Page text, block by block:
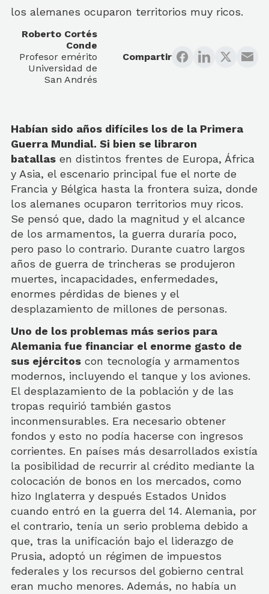
los alemanes ocuparon territorios muy ricos.
Roberto Cortés
Conde
Profesor emérito
Universidad de
San Andrés
Compartir
Habían sido años difíciles los de la Primera
Guerra Mundial. Si bien se libraron
batallas en distintos frentes de Europa, África
y Asia, el escenario principal fue el norte de
Francia y Bélgica hasta la frontera suiza, donde
los alemanes ocuparon territorios muy ricos.
Se pensó que, dado la magnitud y el alcance
de los armamentos, la guerra duraría poco,
pero paso lo contrario. Durante cuatro largos
años de guerra de trincheras se produjeron
muertes, incapacidades, enfermedades,
enormes pérdidas de bienes y el
desplazamiento de millones de personas.
Uno de los problemas más serios para
Alemania fue financiar el enorme gasto de
sus ejércitos con tecnología y armamentos
modernos, incluyendo el tanque y los aviones.
El desplazamiento de la población y de las
tropas requirió también gastos
inconmensurables. Era necesario obtener
fondos y esto no podía hacerse con ingresos
corrientes. En países más desarrollados existía
la posibilidad de recurrir al crédito mediante la
colocación de bonos en los mercados, como
hizo Inglaterra y después Estados Unidos
cuando entró en la guerra del 14. Alemania, por
el contrario, tenía un serio problema debido a
que, tras la unificación bajo el liderazgo de
Prusia, adoptó un régimen de impuestos
federales y los recursos del gobierno central
eran mucho menores. Además, no había un